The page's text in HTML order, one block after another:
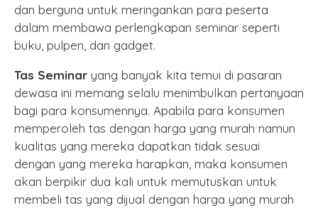
dan berguna untuk meringankan para peserta
dalam membawa perlengkapan seminar seperti
buku, pulpen, dan gadget.
Tas Seminar yang banyak kita temui di pasaran
dewasa ini memang selalu menimbulkan pertanyaan
bagi para konsumennya. Apabila para konsumen
memperoleh tas dengan harga yang murah namun
kualitas yang mereka dapatkan tidak sesuai
dengan yang mereka harapkan, maka konsumen
akan berpikir dua kali untuk memutuskan untuk
membeli tas yang dijual dengan harga yang murah